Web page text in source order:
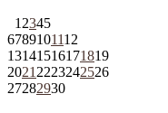
1 2345
6789101112
13141516171819
2021 2223242526
27282930